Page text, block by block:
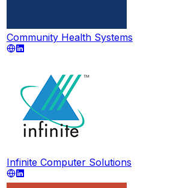
Community Health Systems
Infinite Computer Solutions